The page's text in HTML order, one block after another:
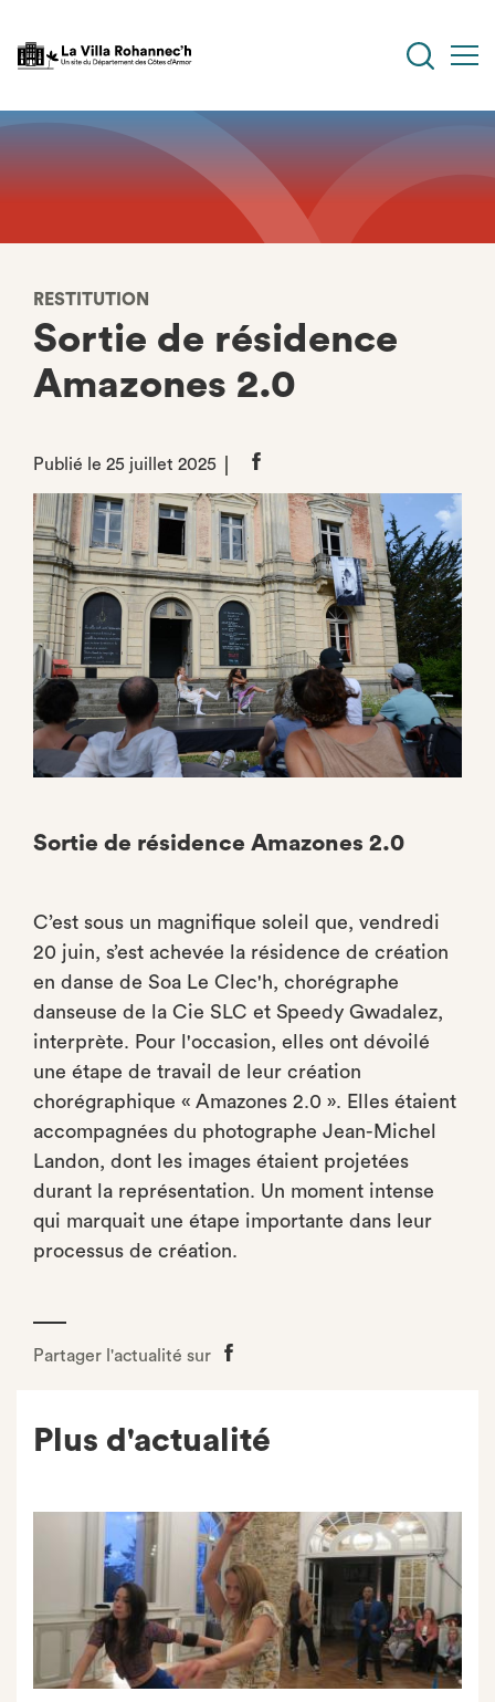
Aller
RESTITUTION
Sortie de résidence
Amazones 2.0
Publié le 25 juillet 2025
Partager
Facebook
Sortie de résidence Amazones 2.0
C’est sous un magnifique soleil que, vendredi
20 juin, s’est achevée la résidence de création
en danse de Soa Le Clec'h, chorégraphe
danseuse de la Cie SLC et Speedy Gwadalez,
interprète. Pour l'occasion, elles ont dévoilé
une étape de travail de leur création
chorégraphique « Amazones 2.0 ». Elles étaient
accompagnées du photographe Jean-Michel
Landon, dont les images étaient projetées
durant la représentation. Un moment intense
qui marquait une étape importante dans leur
processus de création.
Partager l'actualité sur
Partager
Plus d'actualité